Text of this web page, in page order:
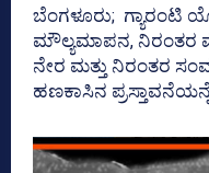
ಬೆಂಗಳೂರು; ಗ್ಯಾರಂಟಿ
ಮೌಲ್ಯಮಾಪನ, ನಿರಂತರ
ನೇರ ಮತ್ತು ನಿರಂತರ
ಹಣಕಾಸಿನ